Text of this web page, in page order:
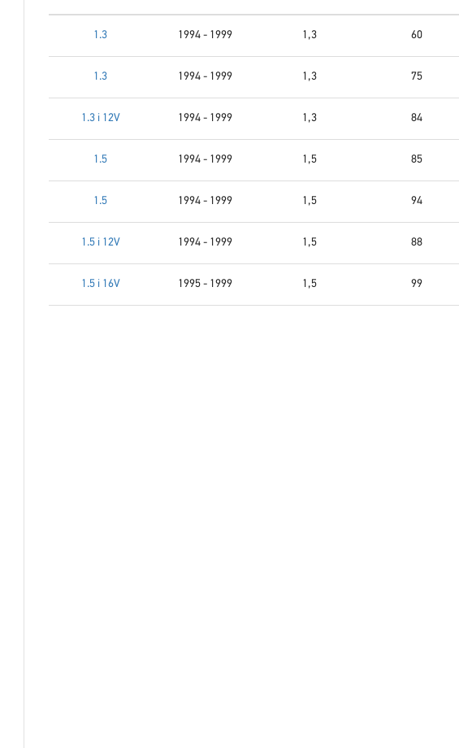
1.3 1994 - 1999 1,3 60
1.3 1994 - 1999 1,3 75
1.3 i 12V 1994 - 1999 1,3 84
1.5 1994 - 1999 1,5 85
1.5 1994 - 1999 1,5 94
1.5 i 12V 1994 - 1999 1,5 88
1.5 i 16V 1995 - 1999 1,5 99